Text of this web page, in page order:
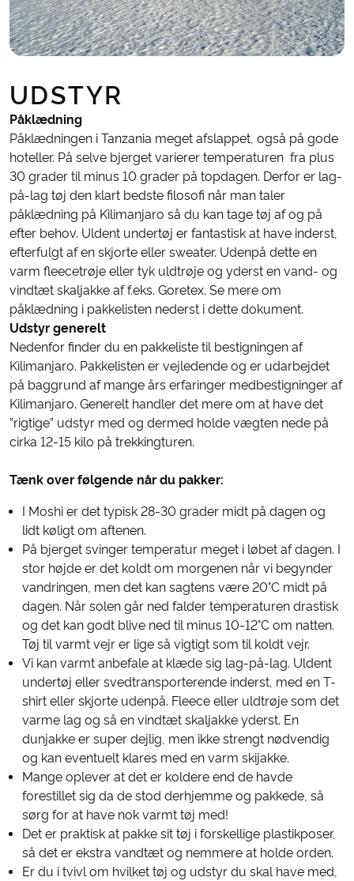
UDSTYR
Påklædning
Påklædningen i Tanzania meget afslappet, også på gode
hoteller. På selve bjerget varierer temperaturen fra plus
30 grader til minus 10 grader på topdagen. Derfor er lag-
på-lag tøj den klart bedste filosofi når man taler
påklædning på Kilimanjaro så du kan tage tøj af og på
efter behov. Uldent undertøj er fantastisk at have inderst,
efterfulgt af en skjorte eller sweater. Udenpå dette en
varm fleecetrøje eller tyk uldtrøje og yderst en vand- og
vindtæt skaljakke af f.eks. Goretex. Se mere om
påklædning i pakkelisten nederst i dette dokument.
Udstyr generelt
Nedenfor finder du en pakkeliste til bestigningen af
Kilimanjaro. Pakkelisten er vejledende og er udarbejdet
på baggrund af mange års erfaringer medbestigninger af
Kilimanjaro. Generelt handler det mere om at have det
”rigtige” udstyr med og dermed holde vægten nede på
cirka 12-15 kilo på trekkingturen.
Tænk over følgende når du pakker:
I Moshi er det typisk 28-30 grader midt på dagen og
lidt køligt om aftenen.
På bjerget svinger temperatur meget i løbet af dagen. I
stor højde er det koldt om morgenen når vi begynder
vandringen, men det kan sagtens være 20°C midt på
dagen. Når solen går ned falder temperaturen drastisk
og det kan godt blive ned til minus 10-12°C om natten.
Tøj til varmt vejr er lige så vigtigt som til koldt vejr.
Vi kan varmt anbefale at klæde sig lag-på-lag. Uldent
undertøj eller svedtransporterende inderst, med en T-
shirt eller skjorte udenpå. Fleece eller uldtrøje som det
varme lag og så en vindtæt skaljakke yderst. En
dunjakke er super dejlig, men ikke strengt nødvendig
og kan eventuelt klares med en varm skijakke.
Mange oplever at det er koldere end de havde
forestillet sig da de stod derhjemme og pakkede, så
sørg for at have nok varmt tøj med!
Det er praktisk at pakke sit tøj i forskellige plastikposer,
så det er ekstra vandtæt og nemmere at holde orden.
Er du i tvivl om hvilket tøj og udstyr du skal have med,